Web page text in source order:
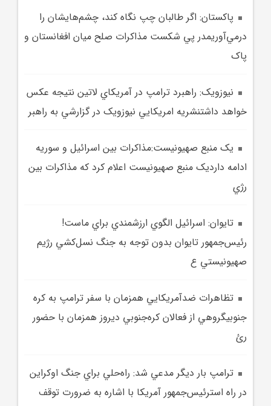
پاکستان: اگر طالبان چپ نگاه کند، چشم‌هايشان را
درمي‌آوريمدر پي شکست مذاکرات صلح ميان افغانستان و
پاک
نيوزويک: راهبرد ترامپ در آمريکاي لاتين نتيجه عکس
خواهد داشتنشريه امريکايي نيوزويک در گزارشي به راهبر
يک منبع صهيونيست:مذاکرات بين اسرائيل و سوريه
ادامه دارديک منبع صهيونيست اعلام کرد که مذاکرات بين
رژي
تايوان: اسرائيل الگوي ارزشمندي براي ماست!
رئيس‌جمهور تايوان بدون توجه به جنگ نسل‌کشي رژيم
صهيونيستي ع
تظاهرات ضدآمريکايي همزمان با سفر ترامپ به کره
جنوبيگروهي از فعالان کره‌جنوبي ديروز همزمان با حضور
رئ
ترامپ بار ديگر مدعي شد: راه‌حلي براي جنگ اوکراين
در راه استرئيس‌جمهور آمريکا با اشاره به ضرورت توقف